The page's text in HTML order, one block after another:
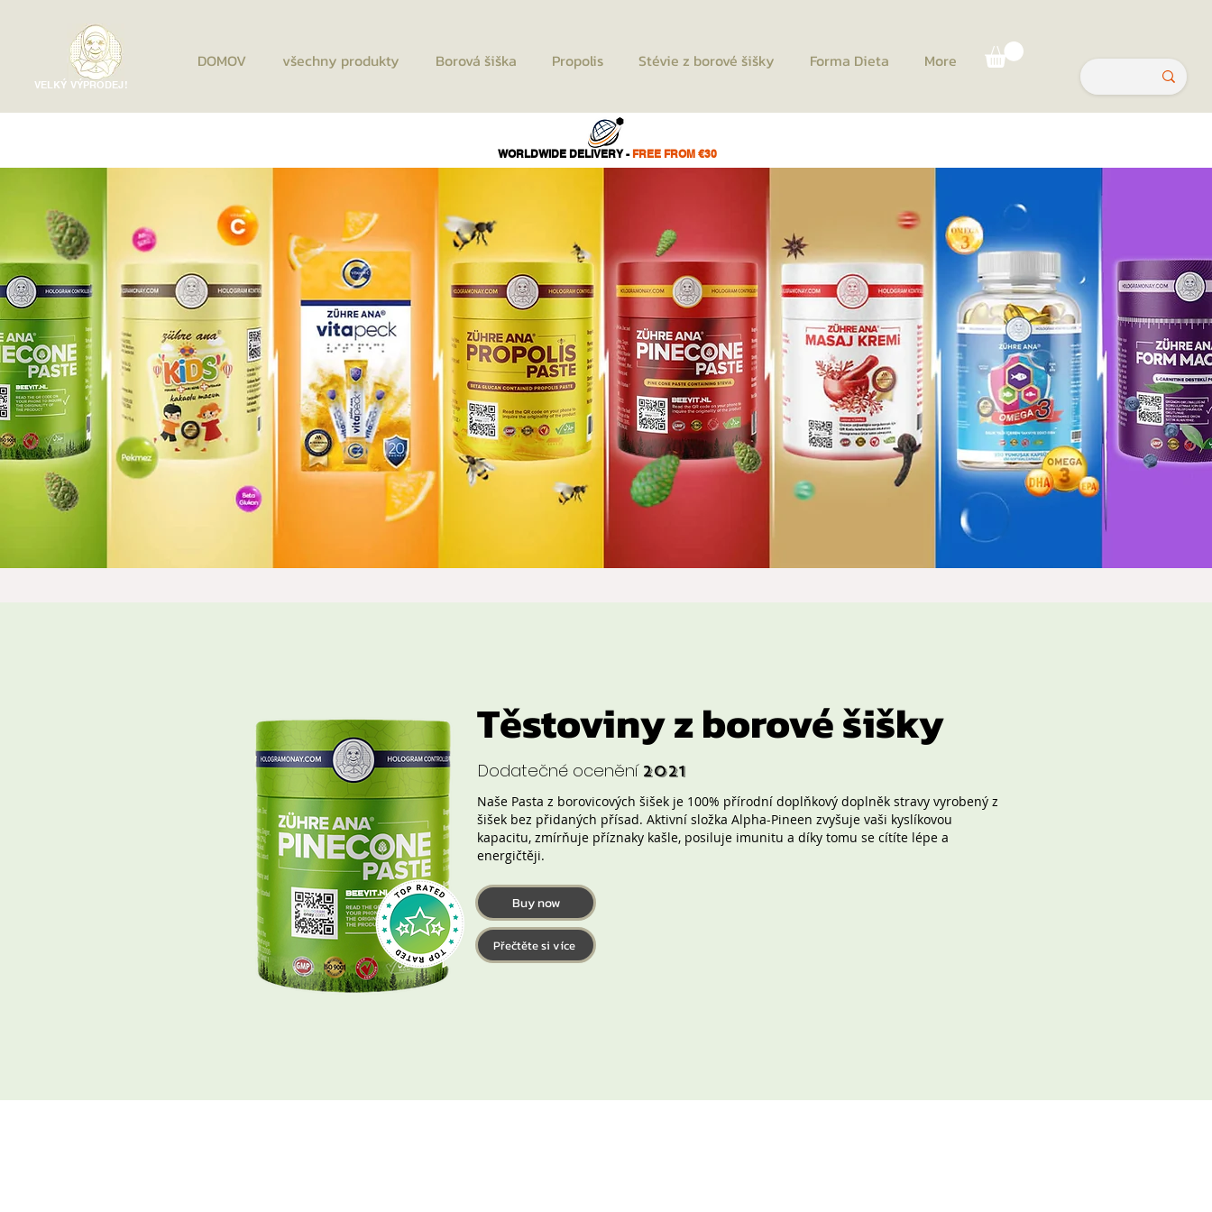
VELKÝ VÝPRODEJ!
DOMOV všechny produkty Borová šiška Propolis Stévie z borové šišky Forma Dieta More
WORLDWIDE DELIVERY - FREE FROM €30
Těstoviny z borové šišky
Dodatečné ocenění 2021
Naše Pasta z borovicových šišek je 100% přírodní doplňkový doplněk stravy vyrobený z
šišek bez přidaných přísad. Aktivní složka Alpha-Pineen zvyšuje vaši kyslíkovou
kapacitu, zmírňuje příznaky kašle, posiluje imunitu a díky tomu se cítíte lépe a
energičtěji.
Buy now
Přečtěte si více